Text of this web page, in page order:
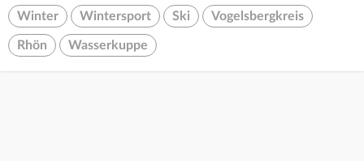
Winter Wintersport Ski Vogelsbergkreis
Rhön Wasserkuppe